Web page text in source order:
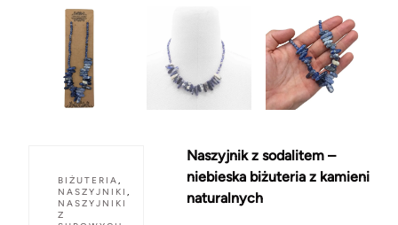
BIŻUTERIA,
NASZYJNIKI ,
NASZYJNIKI
Z
Naszyjnik z sodalitem –
niebieska biżuteria z kamieni
naturalnych